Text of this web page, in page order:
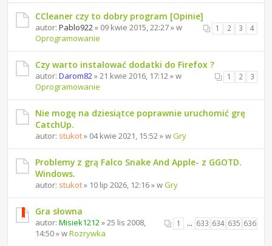
CCleaner czy to dobry program [Opinie]
1 2 3 4
autor: Pablo922» 09 kwie 2015, 22:27 » w
Oprogramowanie
Czy warto instalować dodatki do Firefox ?
1 2 3
autor: Darom82» 21 kwie 2016, 17:12 » w
Oprogramowanie
Nie mogę na dziesiątce poprawnie uruchomić grę
CatchUp.
autor: stukot» 04 kwie 2021, 15:52 » wGry
Problemy z grą Falco Snake And Apple- z GGOTD.
Windows.
autor: stukot» 10 lip 2026, 12:16 » wGry
Gra słowna
1 … 633 634 635 636
autor: Misiek1212» 25 lis 2008,
14:50 » wRozrywka